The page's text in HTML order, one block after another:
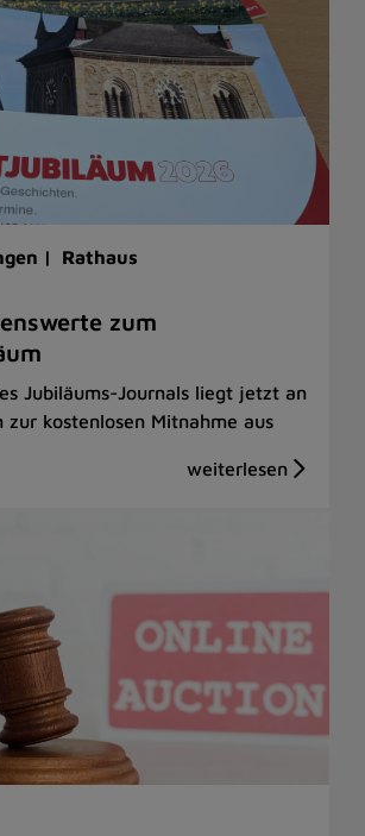
| Rathaus
zum
Jubiläums-Journals liegt jetzt an
zur kostenlosen Mitnahme aus